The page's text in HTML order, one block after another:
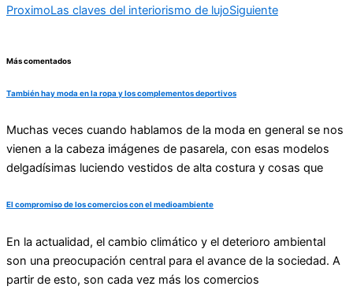
ProximoLas claves del interiorismo de lujoSiguiente
Más comentados
También hay moda en la ropa y los complementos deportivos
Muchas veces cuando hablamos de la moda en general se nos
vienen a la cabeza imágenes de pasarela, con esas modelos
delgadísimas luciendo vestidos de alta costura y cosas que
El compromiso de los comercios con el medioambiente
En la actualidad, el cambio climático y el deterioro ambiental
son una preocupación central para el avance de la sociedad. A
partir de esto, son cada vez más los comercios